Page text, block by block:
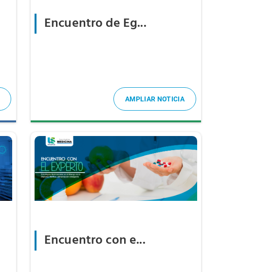
Encuentro de Eg...
AMPLIAR NOTICIA
Encuentro con e...